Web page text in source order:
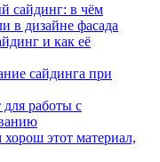
сайдинг: в чём
в дизайне фасада
и как её
сайдинга при
работы с
этот материал,